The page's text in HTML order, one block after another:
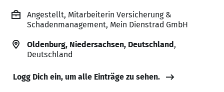
Angestellt, Mitarbeiterin Versicherung &
Schadenmanagement, Mein Dienstrad GmbH
Oldenburg, Niedersachsen, Deutschland,
Deutschland
Logg Dich ein, um alle Einträge zu sehen.